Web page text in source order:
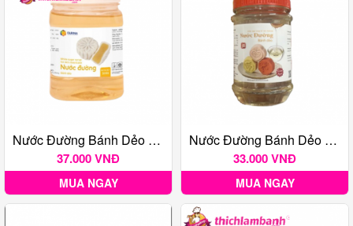
Nước Đường Bánh Dẻo Farrina 500G
37.000 VNĐ
MUA NGAY
Nước Đường Bánh Dẻo Classy (Giảm Ngọt) 500g
33.000 VNĐ
MUA NGAY